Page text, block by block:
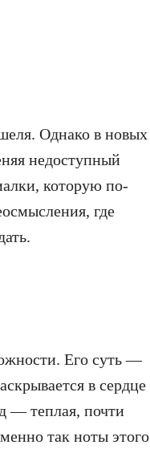
Однако в новых
недоступный
которую по-
где
Его суть —
в сердце
— теплая, почти
так ноты этого